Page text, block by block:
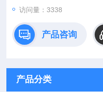
访问量：3338
产品咨询
产品分类